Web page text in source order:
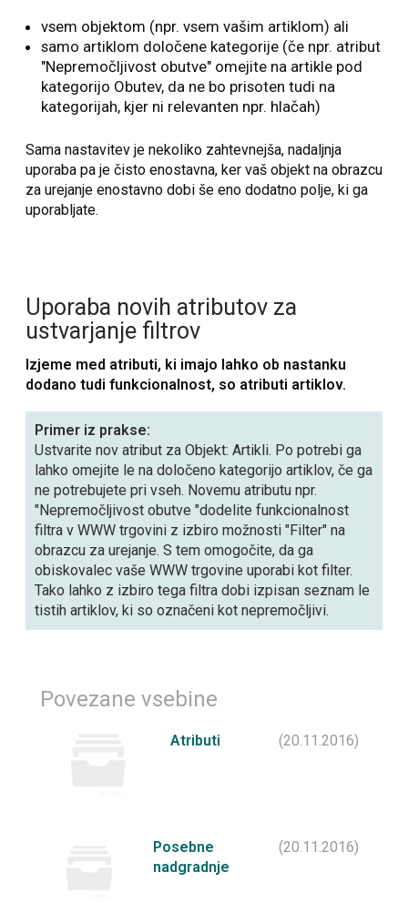
vsem objektom (npr. vsem vašim artiklom) ali
samo artiklom določene kategorije (če npr. atribut
"Nepremočljivost obutve" omejite na artikle pod
kategorijo Obutev, da ne bo prisoten tudi na
kategorijah, kjer ni relevanten npr. hlačah)
Sama nastavitev je nekoliko zahtevnejša, nadaljnja
uporaba pa je čisto enostavna, ker vaš objekt na obrazcu
za urejanje enostavno dobi še eno dodatno polje, ki ga
uporabljate.
Uporaba novih atributov za
ustvarjanje filtrov
Izjeme med atributi, ki imajo lahko ob nastanku
dodano tudi funkcionalnost, so atributi artiklov.
Primer iz prakse:
Ustvarite nov atribut za Objekt: Artikli. Po potrebi ga
lahko omejite le na določeno kategorijo artiklov, če ga
ne potrebujete pri vseh. Novemu atributu npr.
"Nepremočljivost obutve "dodelite funkcionalnost
filtra v WWW trgovini z izbiro možnosti "Filter" na
obrazcu za urejanje. S tem omogočite, da ga
obiskovalec vaše WWW trgovine uporabi kot filter.
Tako lahko z izbiro tega filtra dobi izpisan seznam le
tistih artiklov, ki so označeni kot nepremočljivi.
Povezane vsebine
Atributi (20.11.2016)
Posebne
nadgradnje
(20.11.2016)